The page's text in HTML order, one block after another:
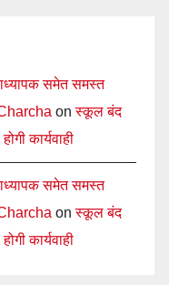
समेत समस्त
onस्कूल बंद
कार्यवाही
समेत समस्त
onस्कूल बंद
कार्यवाही